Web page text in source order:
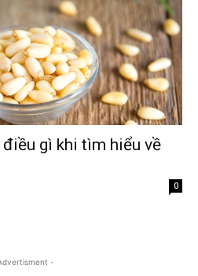
gì khi tìm hiểu về
0
-